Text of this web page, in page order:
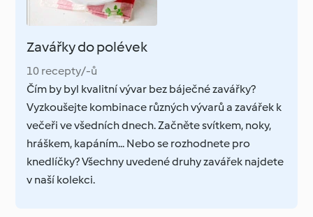
Zavářky do polévek
10 recepty/-ů
Čím by byl kvalitní vývar bez báječné zavářky?
Vyzkoušejte kombinace různých vývarů a zavářek k
večeři ve všedních dnech. Začněte svítkem, noky,
hráškem, kapáním... Nebo se rozhodnete pro
knedlíčky? Všechny uvedené druhy zavářek najdete
v naší kolekci.